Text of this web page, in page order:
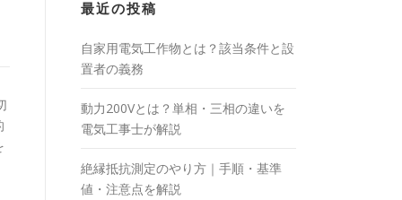
最近の投稿
自家用電気工作物とは？該当条件と設
置者の義務
動力200Vとは？単相・三相の違いを
電気工事士が解説
絶縁抵抗測定のやり方｜手順・基準
値・注意点を解説